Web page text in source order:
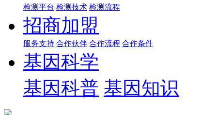
检测平台 检测技术 检测流程
招商加盟
服务支持 合作伙伴 合作流程 合作条件
基因科学
基因科普 基因知识